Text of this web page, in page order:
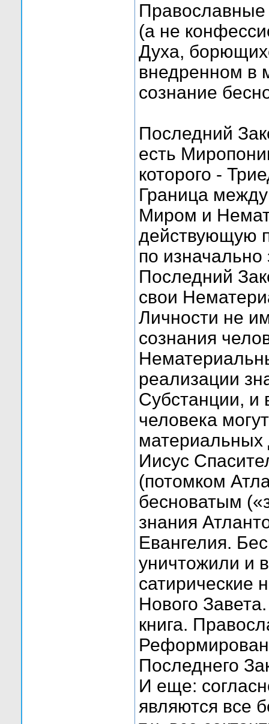
Православные
(а не
Духа,
внедренном в
сознание
Последний
есть
которого -
Граница
Миром и
действующую
по
Последний
свои
Личности не
сознания
реализации
Субстанции, и
человека
материальных
Иисус
(потомком
бесноватым
знания
Евангелия.
уничтожили и
сатирические
Нового
книга.
Последнего
И еще:
являются все